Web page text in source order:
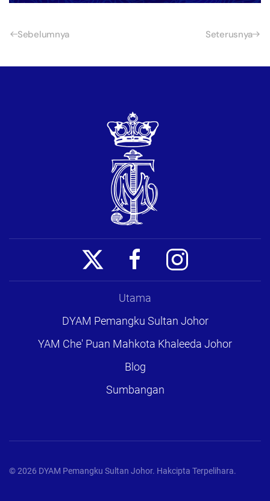
Sebelumnya Seterusnya
Utama
DYAM Pemangku Sultan Johor
YAM Che' Puan Mahkota Khaleeda Johor
Blog
Sumbangan
©2026 DYAM Pemangku Sultan Johor. Hakcipta Terpelihara.